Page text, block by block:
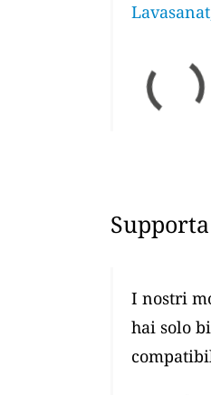
I nostri
hai solo